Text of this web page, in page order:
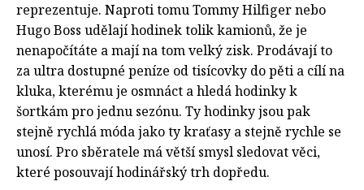
reprezentuje. Naproti tomu Tommy Hilfiger nebo
Hugo Boss udělají hodinek tolik kamionů, že je
nenapočítáte a mají na tom velký zisk. Prodávají to
za ultra dostupné peníze od tisícovky do pěti a cílí na
kluka, kterému je osmnáct a hledá hodinky k
šortkám pro jednu sezónu. Ty hodinky jsou pak
stejně rychlá móda jako ty kraťasy a stejně rychle se
unosí. Pro sběratele má větší smysl sledovat věci,
které posouvají hodinářský trh dopředu.